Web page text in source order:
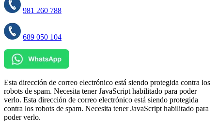
981 260 788
689 050 104
Esta dirección de correo electrónico está siendo protegida contra los
robots de spam. Necesita tener JavaScript habilitado para poder
verlo. Esta dirección de correo electrónico está siendo protegida
contra los robots de spam. Necesita tener JavaScript habilitado para
poder verlo.